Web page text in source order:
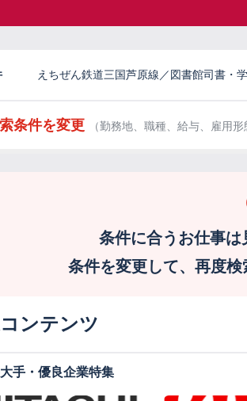
えちぜん鉄道三国芦原線／図書館司書・
条件を変更 （勤務地、職種、給与、雇用
条件に合うお仕事は
条件を変更して、再度
ンテンツ
手・優良企業特集